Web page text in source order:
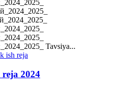
Tavsiya...
2024